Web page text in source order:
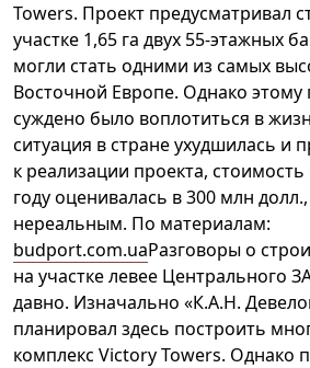
Towers. Проект предусматривал
участке 1,65 га двух 55-этажных
могли стать одними из самых
Восточной Европе. Однако этому
суждено было воплотиться в
ситуация в стране ухудшилась и
к реализации проекта,
году оценивалась в 300 млн
нереальным. По материалам:
budport.com.uaРазговоры о
на участке левее Центрального
давно. Изначально «К.А.Н.
планировал здесь построить
комплекс Victory Towers. Однако